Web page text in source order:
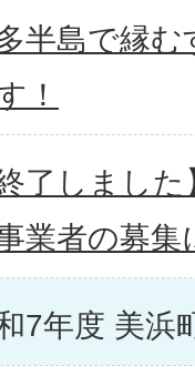
半島で縁
！
終了しまし
業者の募集
7年度 美浜